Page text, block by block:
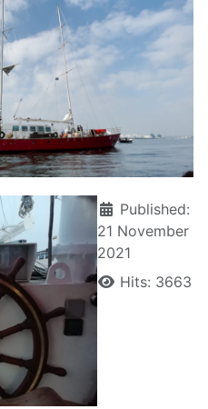
Details
Published:
21 November
2021
Hits: 3663